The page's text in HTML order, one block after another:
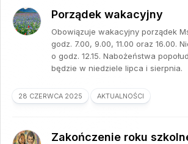
Porządek wakacyjny
Obowiązuje wakacyjny porządek
godz. 7.00, 9.00, 11.00 oraz 16.00.
o godz. 12.15. Nabożeństwa
będzie w niedziele lipca i sierpnia.
28 CZERWCA 2025 AKTUALNOŚCI
Zakończenie roku